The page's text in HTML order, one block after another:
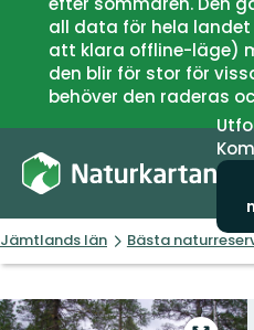
all data för hela
att klara offline-läge)
den blir för stor för
behöver den raderas
Jämtlands län Bästa